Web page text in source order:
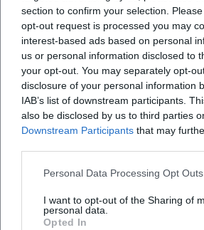
section to confirm your selection.
opt-out request is processed you may
interest-based ads based on personal
us or personal information disclosed to
your opt-out. You may separately opt-
disclosure of your personal information
IAB’s list of downstream participants.
also be disclosed by us to third parties
Downstream Participants that may
Personal Data Processing Opt Outs
I want to opt-out of the Sharing of
personal data.
Opted In
Signatur. ([en.wikipedia.org]
(https://en.wikipedia.org/wiki/
utm_source=openai))
Arbeiten für Bühne und Film: Von der
Neben Romanen und Essays schreibt
Theaterstücke und Drehbücher. Seine
Grammatik – Szenenbau,
prädestiniert ihn für audiovisuelle
David Schalko die Drehbücher für die
„Kafka“, die im März 2024 in der ARD-
und am 26./27. März in der ARD